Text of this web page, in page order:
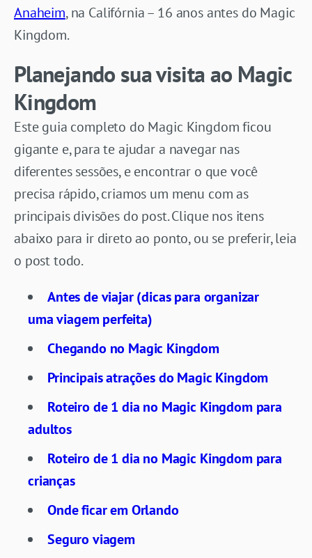
Anaheim, na Califórnia – 16 anos antes do Magic
Kingdom.
Planejando sua visita ao Magic
Kingdom
Este guia completo do Magic Kingdom ficou
gigante e, para te ajudar a navegar nas
diferentes sessões, e encontrar o que você
precisa rápido, criamos um menu com as
principais divisões do post. Clique nos itens
abaixo para ir direto ao ponto, ou se preferir, leia
o post todo.
Antes de viajar (dicas para organizar
uma viagem perfeita)
Chegando no Magic Kingdom
Principais atrações do Magic Kingdom
Roteiro de 1 dia no Magic Kingdom para
adultos
Roteiro de 1 dia no Magic Kingdom para
crianças
Onde ficar em Orlando
Seguro viagem